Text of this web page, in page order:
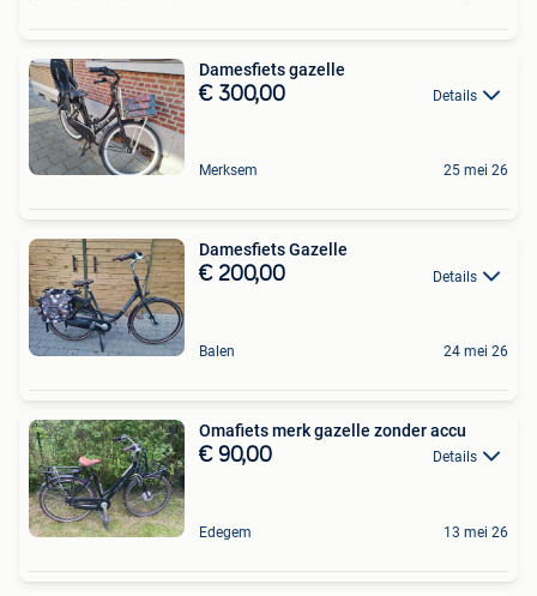
Damesfiets gazelle
€ 300,00 Details
Merksem 25 mei 26
Damesfiets Gazelle
€ 200,00 Details
Balen 24 mei 26
Omafiets merk gazelle zonder accu
€ 90,00 Details
Edegem 13 mei 26